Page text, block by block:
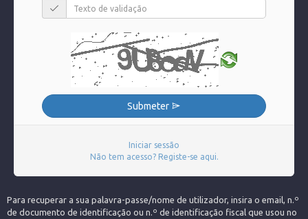
Submeter
Iniciar sessão
Não tem acesso? Registe-se aqui.
Para recuperar a sua palavra-passe/nome de utilizador, insira o email, n.º
de documento de identificação ou n.º de identificação fiscal que usou no